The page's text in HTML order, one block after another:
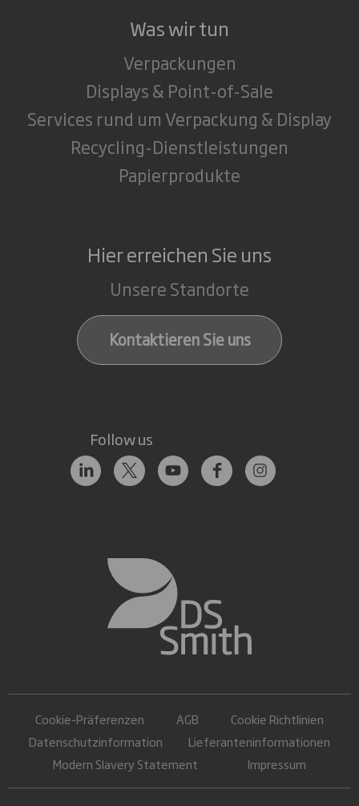
Was wir tun
Verpackungen
Displays & Point-of-Sale
Services rund um Verpackung & Display
Recycling-Dienstleistungen
Papierprodukte
Hier erreichen Sie uns
Unsere Standorte
Kontaktieren Sie uns
Follow us
Cookie-Präferenzen AGB
Cookie Richtlinien
Datenschutzinformation
Lieferanteninformationen
Modern Slavery Statement
Impressum